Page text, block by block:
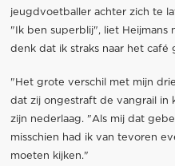
jeugdvoetballer achter zich te
"Ik ben superblij", liet Heijmans
denk dat ik straks naar het café
"Het grote verschil met mijn
dat zij ongestraft de vangrail in
zijn nederlaag. "Als mij dat
misschien had ik van tevoren
moeten kijken."